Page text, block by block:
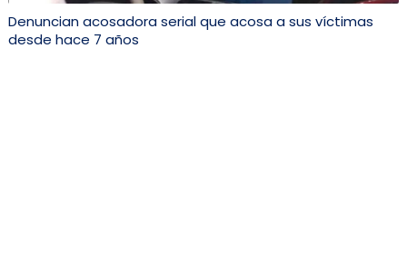
Denuncian acosadora serial que acosa a sus víctimas
desde hace 7 años